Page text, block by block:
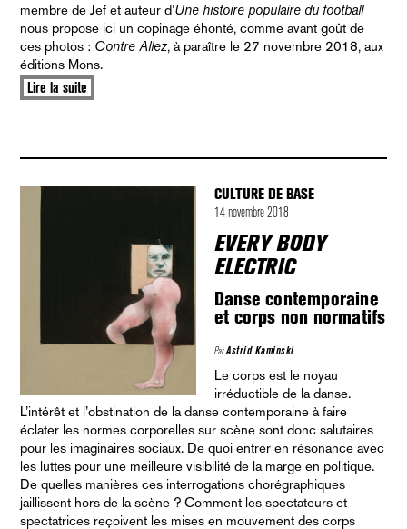
membre de Jef et auteur d’Une histoire populaire du football
nous propose ici un copinage éhonté, comme avant goût de
ces photos : Contre Allez, à paraître le 27 novembre 2018, aux
éditions Mons.
Lire la suite
CULTURE DE BASE
14 novembre 2018
EVERY BODY
ELECTRIC
Danse contemporaine
et corps non normatifs
ParAstrid Kaminski
Le corps est le noyau
irréductible de la danse.
L’intérêt et l’obstination de la danse contemporaine à faire
éclater les normes corporelles sur scène sont donc salutaires
pour les imaginaires sociaux. De quoi entrer en résonance avec
les luttes pour une meilleure visibilité de la marge en politique.
De quelles manières ces interrogations chorégraphiques
jaillissent hors de la scène ? Comment les spectateurs et
spectatrices reçoivent les mises en mouvement des corps